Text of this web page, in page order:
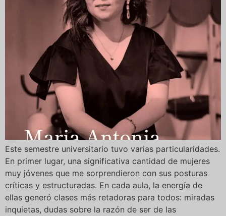
Este semestre universitario tuvo varias particularidades.
En primer lugar, una significativa cantidad de mujeres
muy jóvenes que me sorprendieron con sus posturas
críticas y estructuradas. En cada aula, la energía de
ellas generó clases más retadoras para todos: miradas
inquietas, dudas sobre la razón de ser de las